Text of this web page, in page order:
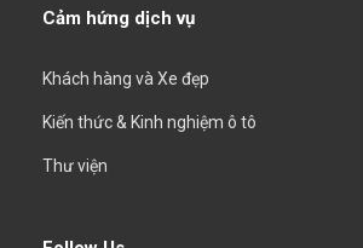
Cảm hứng dịch vụ
Khách hàng và Xe đẹp
Kiến thức & Kinh nghiệm ô tô
Thư viện